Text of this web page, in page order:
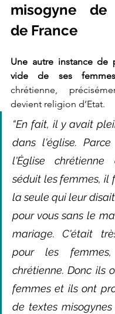
misogyne de
de France
Une autre instance de
vide de ses femmes
chrétienne,
devient religion d’Etat.
“En fait, il y avait
dans l'église.
l'Église chrétienne
séduit les femmes, il
la seule qui leur
pour vous sans le
mariage. C'était
pour les
chrétienne. Donc ils
femmes et ils ont
de textes